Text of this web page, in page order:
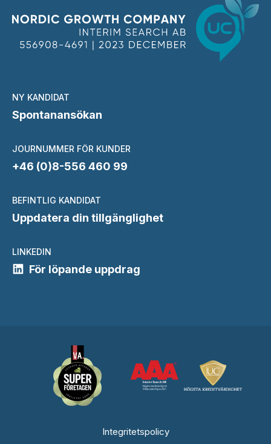
NY KANDIDAT
Spontanansökan
JOURNUMMER FÖR KUNDER
+46 (0)8-556 460 99
BEFINTLIG KANDIDAT
Uppdatera din tillgänglighet
LINKEDIN
För löpande uppdrag
Integritetspolicy